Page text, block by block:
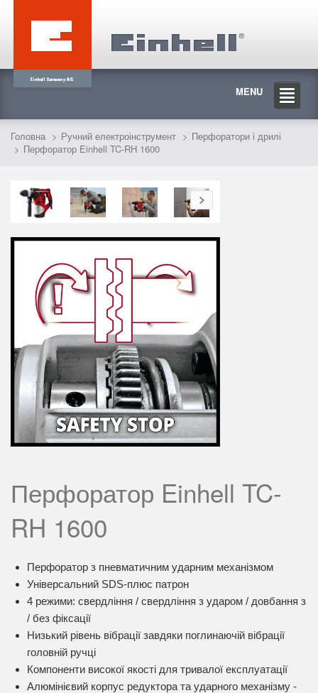
MENU
Головна Ручний електроінструмент
Перфоратори і дрилі
Перфоратор Einhell TC-RH 1600
Перфоратор Einhell TC-
RH 1600
Перфоратор з пневматичним ударним механізмом
Універсальний SDS-плюс патрон
4 режими: свердління / свердління з ударом / довбання з
/ без фіксації
Низький рівень вібрації завдяки поглинаючій вібрації
головній ручці
Компоненти високої якості для тривалої експлуатації
Алюмінієвий корпус редуктора та ударного механізму -